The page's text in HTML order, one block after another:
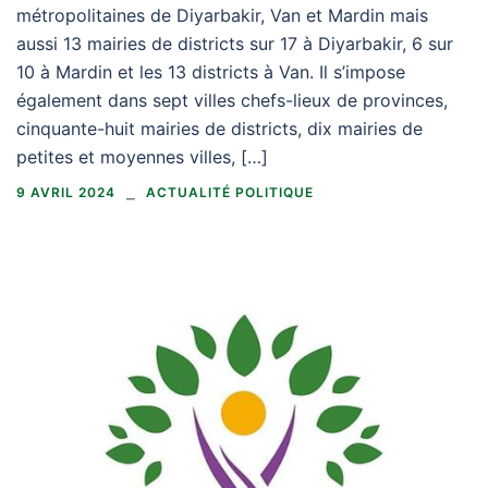
métropolitaines de Diyarbakir, Van et Mardin mais
aussi 13 mairies de districts sur 17 à Diyarbakir, 6 sur
10 à Mardin et les 13 districts à Van. Il s’impose
également dans sept villes chefs-lieux de provinces,
cinquante-huit mairies de districts, dix mairies de
petites et moyennes villes, […]
9 AVRIL 2024 ACTUALITÉ POLITIQUE